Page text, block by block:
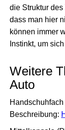
die Struktur
dass man hier
können immer
Instinkt, um
Weitere
Auto
Beschreibung: